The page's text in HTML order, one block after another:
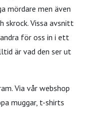
mördare men även
skrock. Vissa avsnitt
för oss in i ett
är vad den ser ut
Via vår webshop
muggar, t-shirts